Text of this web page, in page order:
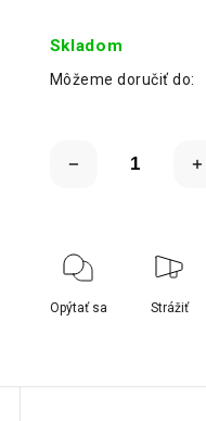
Skladom
Môžeme doručiť do:
Opýtať sa Strážiť